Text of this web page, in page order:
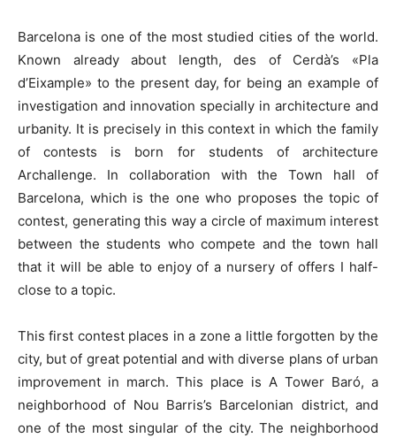
Barcelona is one of the most studied cities of the world.
Known already about length, des of Cerdà’s «Pla
d’Eixample» to the present day, for being an example of
investigation and innovation specially in architecture and
urbanity. It is precisely in this context in which the family
of contests is born for students of architecture
Archallenge. In collaboration with the Town hall of
Barcelona, which is the one who proposes the topic of
contest, generating this way a circle of maximum interest
between the students who compete and the town hall
that it will be able to enjoy of a nursery of offers I half-
close to a topic.
This first contest places in a zone a little forgotten by the
city, but of great potential and with diverse plans of urban
improvement in march. This place is A Tower Baró, a
neighborhood of Nou Barris’s Barcelonian district, and
one of the most singular of the city. The neighborhood